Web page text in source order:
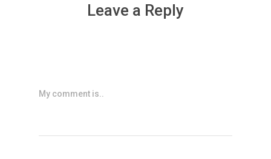
Leave a Reply
My comment is..